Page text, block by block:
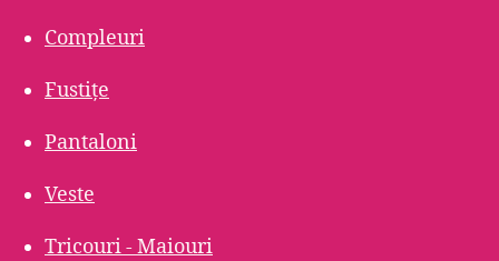
Compleuri
Fustițe
Pantaloni
Veste
Tricouri - Maiouri